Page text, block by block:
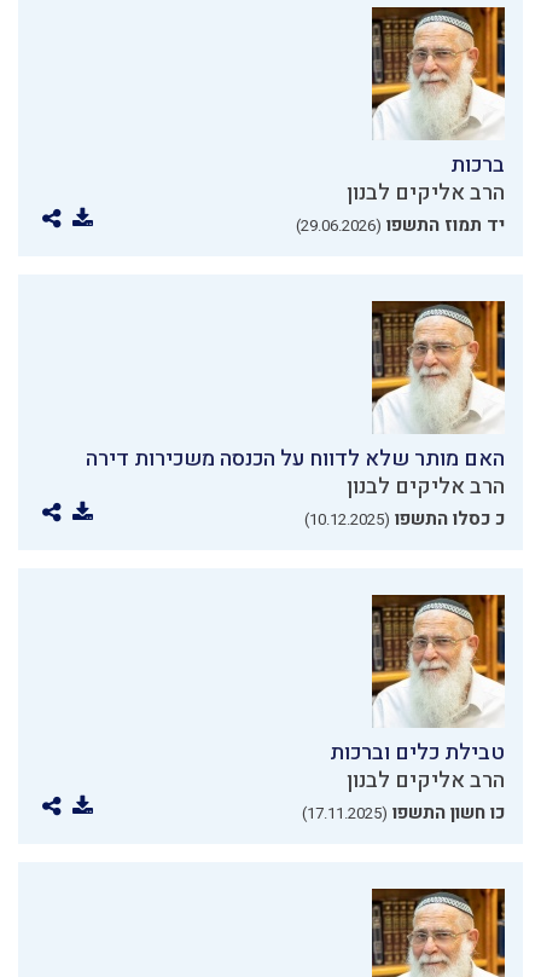
ברכות
הרב אליקים לבנון
יד תמוז התשפו (29.06.2026)
האם מותר שלא לדווח על הכנסה משכירות דירה
הרב אליקים לבנון
כ כסלו התשפו (10.12.2025)
טבילת כלים וברכות
הרב אליקים לבנון
כו חשון התשפו (17.11.2025)